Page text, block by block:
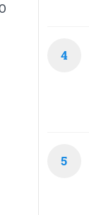
4
5